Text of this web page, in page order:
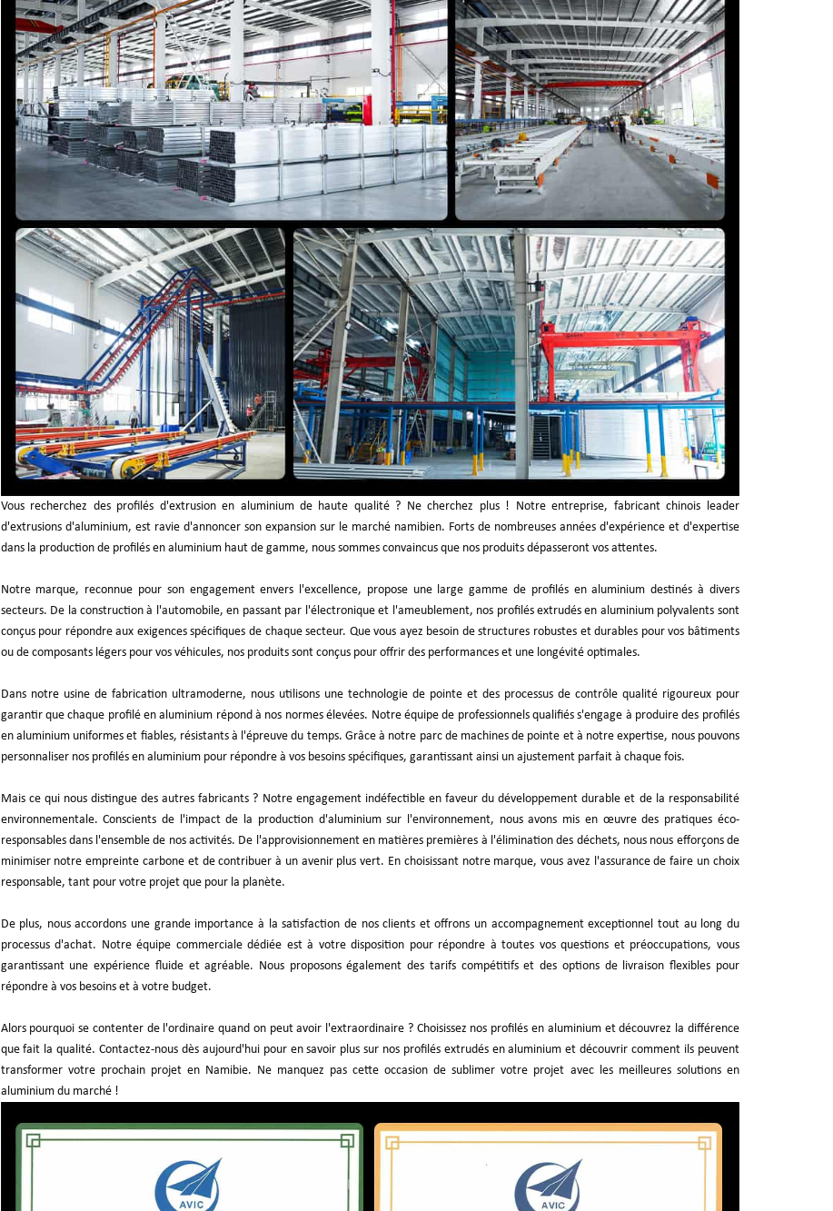
Vous recherchez des profilés d'extrusion en aluminium de haute qualité ? Ne cherchez plus ! Notre entreprise, fabricant chinois leader
d'extrusions d'aluminium, est ravie d'annoncer son expansion sur le marché namibien. Forts de nombreuses années d'expérience et d'expertise
dans la production de profilés en aluminium haut de gamme, nous sommes convaincus que nos produits dépasseront vos attentes.
Notre marque, reconnue pour son engagement envers l'excellence, propose une large gamme de profilés en aluminium destinés à divers
secteurs. De la construction à l'automobile, en passant par l'électronique et l'ameublement, nos profilés extrudés en aluminium polyvalents sont
conçus pour répondre aux exigences spécifiques de chaque secteur. Que vous ayez besoin de structures robustes et durables pour vos bâtiments
ou de composants légers pour vos véhicules, nos produits sont conçus pour offrir des performances et une longévité optimales.
Dans notre usine de fabrication ultramoderne, nous utilisons une technologie de pointe et des processus de contrôle qualité rigoureux pour
garantir que chaque profilé en aluminium répond à nos normes élevées. Notre équipe de professionnels qualifiés s'engage à produire des profilés
en aluminium uniformes et fiables, résistants à l'épreuve du temps. Grâce à notre parc de machines de pointe et à notre expertise, nous pouvons
personnaliser nos profilés en aluminium pour répondre à vos besoins spécifiques, garantissant ainsi un ajustement parfait à chaque fois.
Mais ce qui nous distingue des autres fabricants ? Notre engagement indéfectible en faveur du développement durable et de la responsabilité
environnementale. Conscients de l'impact de la production d'aluminium sur l'environnement, nous avons mis en œuvre des pratiques éco-
responsables dans l'ensemble de nos activités. De l'approvisionnement en matières premières à l'élimination des déchets, nous nous efforçons de
minimiser notre empreinte carbone et de contribuer à un avenir plus vert. En choisissant notre marque, vous avez l'assurance de faire un choix
responsable, tant pour votre projet que pour la planète.
De plus, nous accordons une grande importance à la satisfaction de nos clients et offrons un accompagnement exceptionnel tout au long du
processus d'achat. Notre équipe commerciale dédiée est à votre disposition pour répondre à toutes vos questions et préoccupations, vous
garantissant une expérience fluide et agréable. Nous proposons également des tarifs compétitifs et des options de livraison flexibles pour
répondre à vos besoins et à votre budget.
Alors pourquoi se contenter de l'ordinaire quand on peut avoir l'extraordinaire ? Choisissez nos profilés en aluminium et découvrez la différence
que fait la qualité. Contactez-nous dès aujourd'hui pour en savoir plus sur nos profilés extrudés en aluminium et découvrir comment ils peuvent
transformer votre prochain projet en Namibie. Ne manquez pas cette occasion de sublimer votre projet avec les meilleures solutions en
aluminium du marché !